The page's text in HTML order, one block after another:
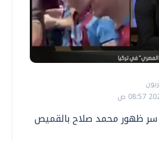
ظهور محمد صلاح بالقميص